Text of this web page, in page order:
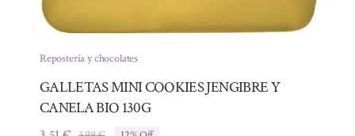
Repostería y chocolates
GALLETAS MINI COOKIES JENGIBRE Y
CANELA BIO 130G